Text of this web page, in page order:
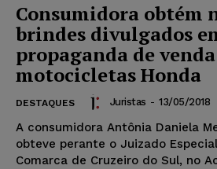
Consumidora obtém
brindes divulgados
propaganda de
motocicletas Honda
DESTAQUES Juristas - 13/05/2018
A consumidora Antônia Daniela
obteve perante o Juizado
Comarca de Cruzeiro do Sul, no